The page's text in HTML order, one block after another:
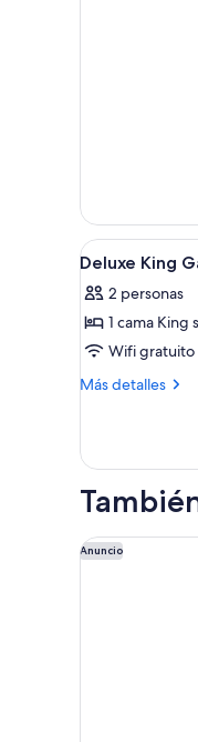
Ver
todas
las
fotos
de
Deluxe
View
4
Deluxe King
2 personas
1 cama King
Wifi gratuito
Más detalles
Más
King
View
Anuncio
Holiday Inn